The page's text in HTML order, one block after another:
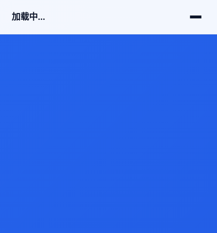
加载中...